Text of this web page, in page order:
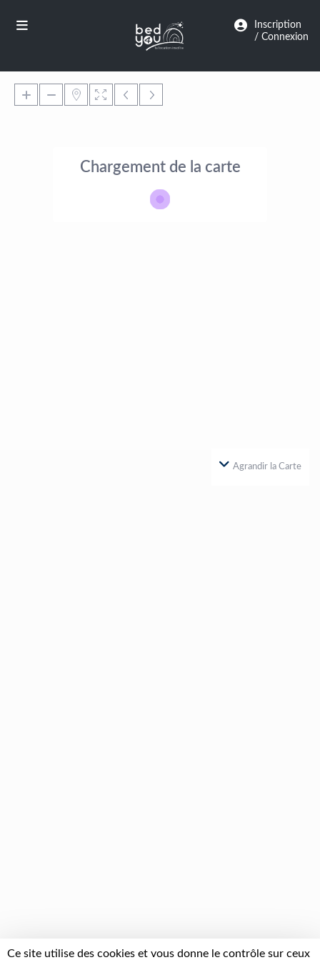
Inscription
/ Connexion
Chargement de la carte
Agrandir la Carte
Ce site utilise des cookies et vous donne le contrôle sur ceux